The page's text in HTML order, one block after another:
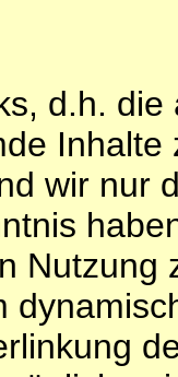
d.h.
wir nur
Nutzung